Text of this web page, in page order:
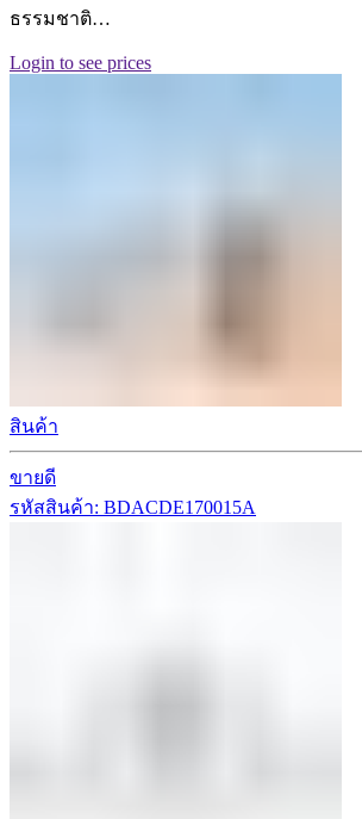
ธรรมชาติ…
Login to see prices
สินค้า
ขายดี
รหัสสินค้า: BDACDE170015A